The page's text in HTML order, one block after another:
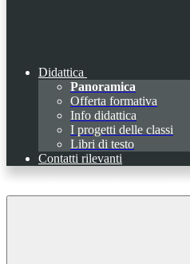
Didattica
Panoramica
Offerta formativa
Info didattica
I progetti delle classi
Libri di testo
Contatti rilevanti